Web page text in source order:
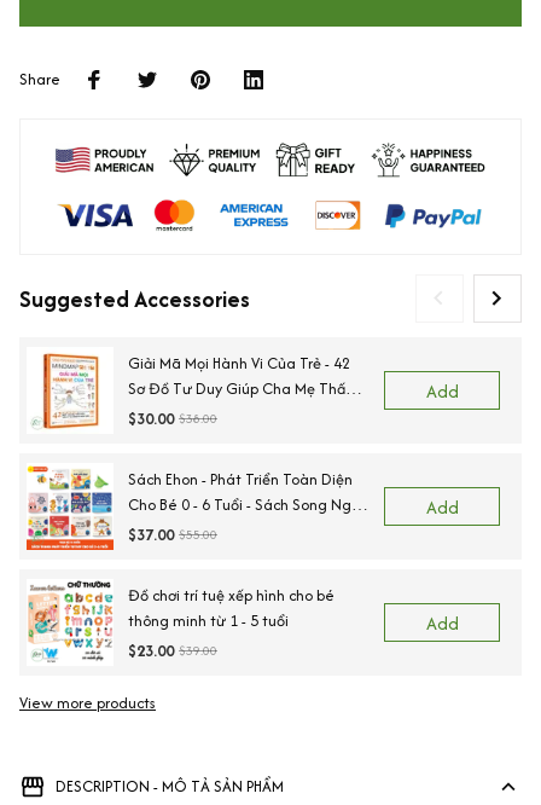
Share
Suggested Accessories
Giải Mã Mọi Hành Vi Của Trẻ - 42
Sơ Đồ Tư Duy Giúp Cha Mẹ Thấu
Hiểu Tâm Lý Và Hành Vi Của Con
$30.00 $38.00
Add
Sách Ehon - Phát Triển Toàn Diện
Cho Bé 0 - 6 Tuổi - Sách Song Ngữ
Việt - Anh
$37.00 $55.00
Add
Đồ chơi trí tuệ xếp hình cho bé
thông minh từ 1 - 5 tuổi
$23.00 $39.00
Add
View more products
DESCRIPTION - MÔ TẢ SẢN PHẨM